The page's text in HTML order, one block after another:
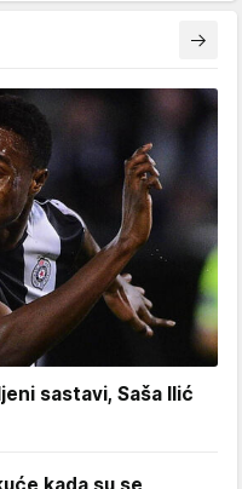
sastavi, Saša Ilić
kada su se